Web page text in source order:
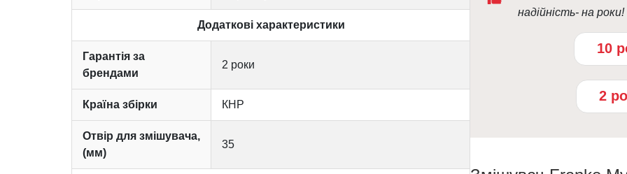
Додаткові характеристики
Гарантія за
брендами
2 роки
Країна збірки КНР
Отвір для змішувача,
(мм)
35
надійність- на роки!
10
2